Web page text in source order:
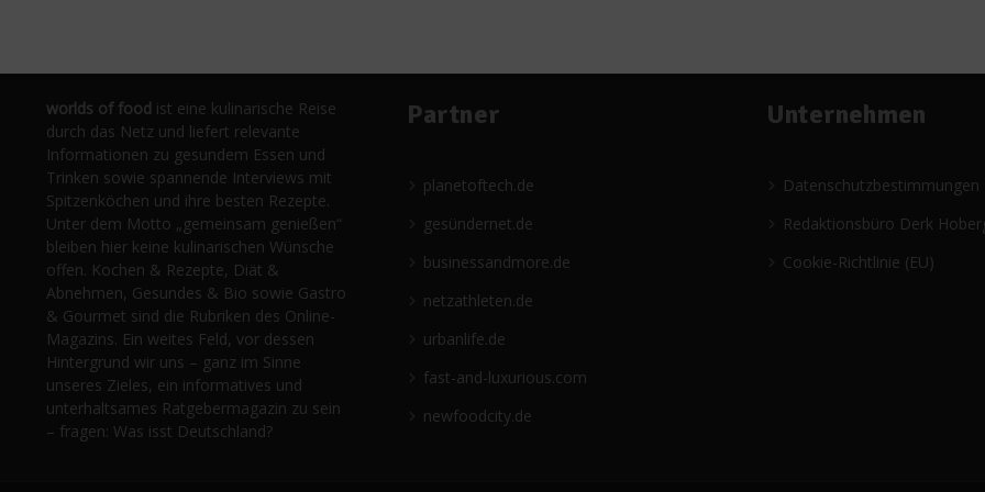
worlds of food ist eine kulinarische Reise
durch das Netz und liefert relevante
Informationen zu gesundem Essen und
Trinken sowie spannende Interviews mit
Spitzenköchen und ihre besten Rezepte.
Unter dem Motto „gemeinsam genießen“
bleiben hier keine kulinarischen Wünsche
offen. Kochen & Rezepte, Diät &
Abnehmen, Gesundes & Bio sowie Gastro
& Gourmet sind die Rubriken des Online-
Magazins. Ein weites Feld, vor dessen
Hintergrund wir uns – ganz im Sinne
unseres Zieles, ein informatives und
unterhaltsames Ratgebermagazin zu sein
– fragen: Was isst Deutschland?
Partner
planetoftech.de
gesündernet.de
businessandmore.de
netzathleten.de
urbanlife.de
fast-and-luxurious.com
newfoodcity.de
Unternehmen
Datenschutzbestimmungen
Redaktionsbüro Derk
Cookie-Richtlinie (EU)